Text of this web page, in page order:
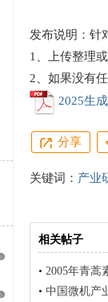
发布说明：针
1、上传整理
2、如果没有
2025生
分享
关键词： 产业
相关帖子
• 2005年青蒿
• 中国微机产